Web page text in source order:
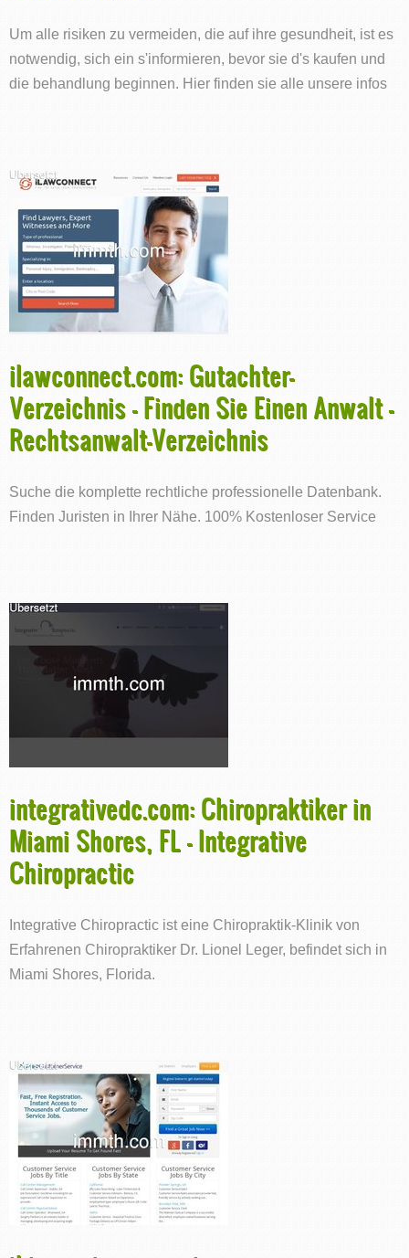
Um alle risiken zu vermeiden, die auf ihre gesundheit, ist es
notwendig, sich ein s'informieren, bevor sie d's kaufen und
die behandlung beginnen. Hier finden sie alle unsere infos
ilawconnect.com: Gutachter-
Verzeichnis - Finden Sie Einen Anwalt -
Rechtsanwalt-Verzeichnis
Suche die komplette rechtliche professionelle Datenbank.
Finden Juristen in Ihrer Nähe. 100% Kostenloser Service
integrativedc.com: Chiropraktiker in
Miami Shores, FL - Integrative
Chiropractic
Integrative Chiropractic ist eine Chiropraktik-Klinik von
Erfahrenen Chiropraktiker Dr. Lionel Leger, befindet sich in
Miami Shores, Florida.